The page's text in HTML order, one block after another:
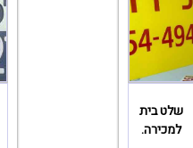
שלט בית
למכירה.